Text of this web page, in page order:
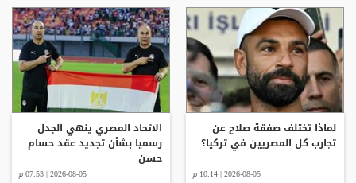
لماذا تختلف صفقة صلاح عن
تجارب كل المصريين في تركيا؟
2026-08-05 | 10:14 م
الاتحاد المصري ينهي الجدل
رسميا بشأن تجديد عقد حسام
حسن
2026-08-05 | 07:53 م